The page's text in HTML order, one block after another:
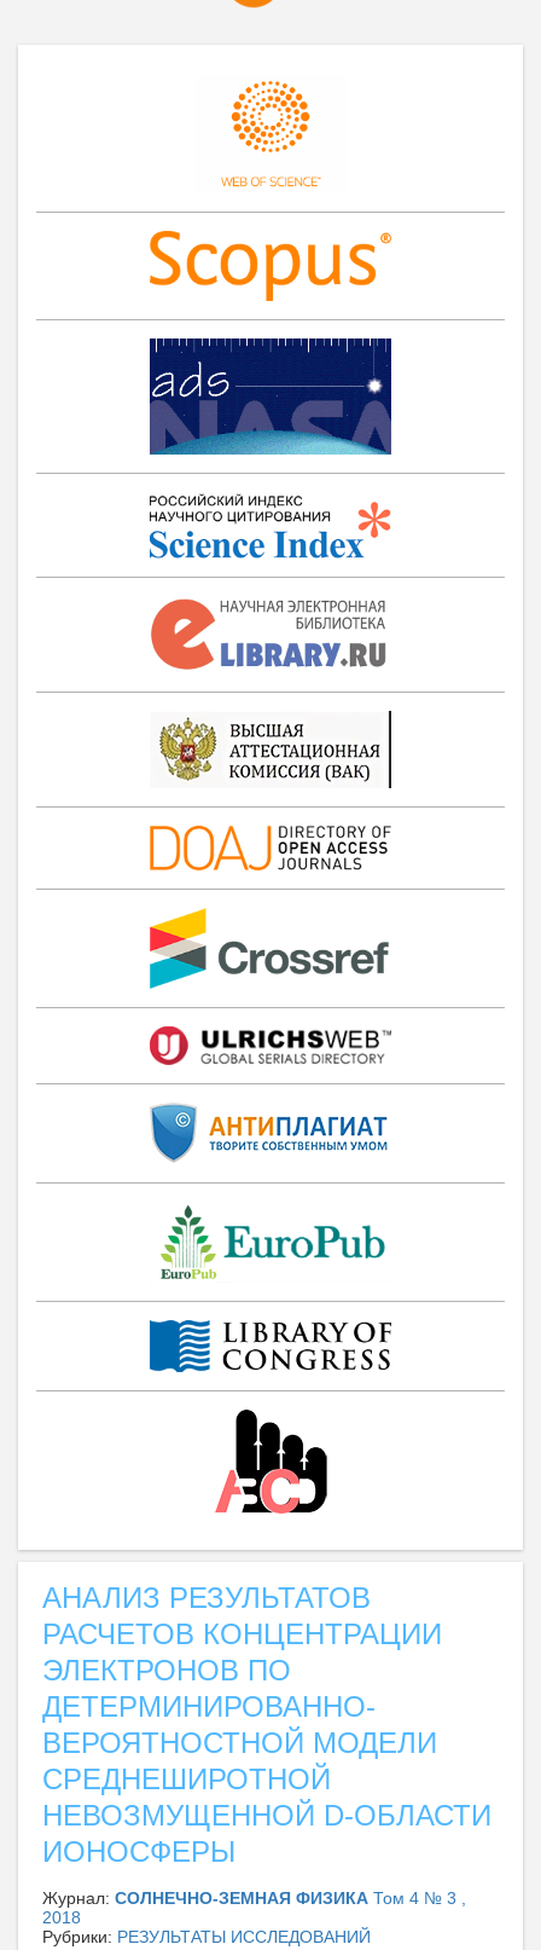
АНАЛИЗ РЕЗУЛЬТАТОВ
РАСЧЕТОВ КОНЦЕНТРАЦИИ
ЭЛЕКТРОНОВ ПО
ДЕТЕРМИНИРОВАННО-
ВЕРОЯТНОСТНОЙ МОДЕЛИ
СРЕДНЕШИРОТНОЙ
НЕВОЗМУЩЕННОЙ D-ОБЛАСТИ
ИОНОСФЕРЫ
Журнал: СОЛНЕЧНО-ЗЕМНАЯ ФИЗИКА Том 4 № 3 ,
2018
Рубрики: РЕЗУЛЬТАТЫ ИССЛЕДОВАНИЙ